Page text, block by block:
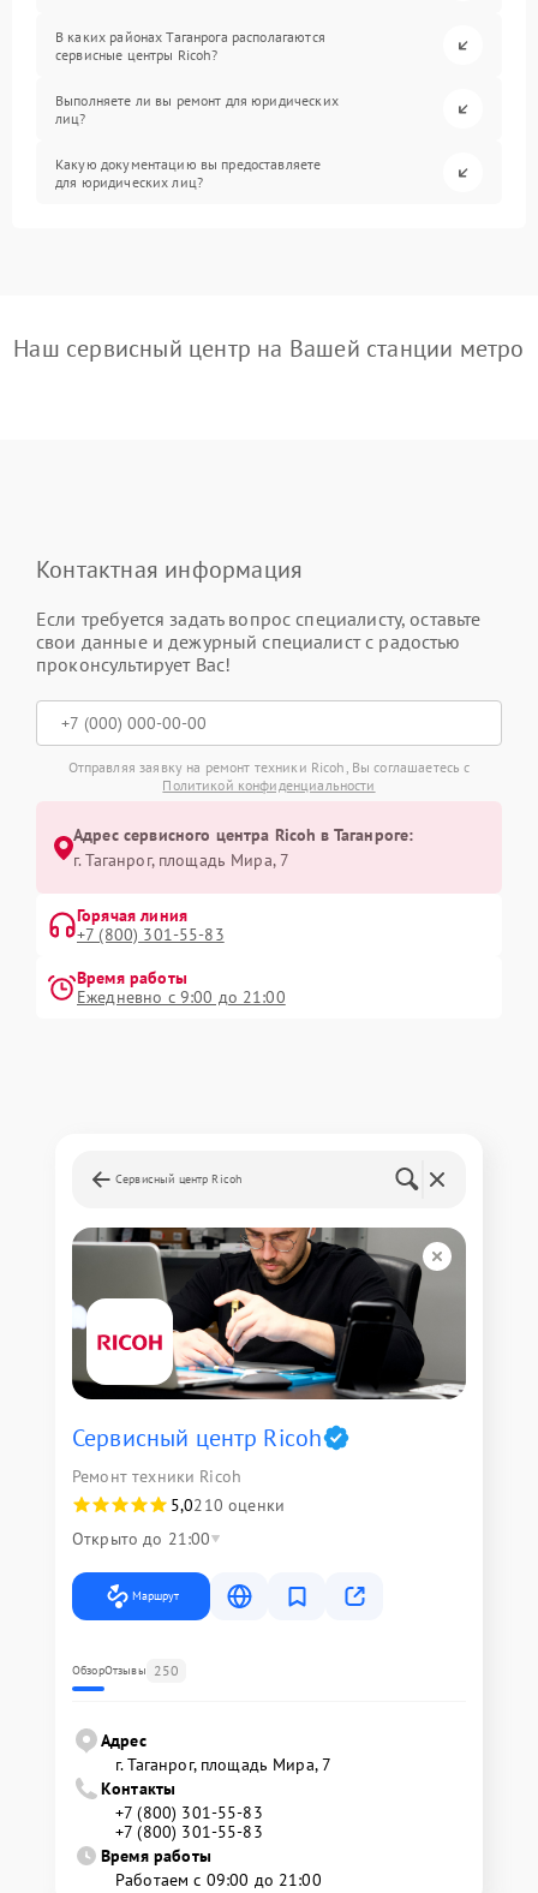
В каких районах Таганрога располагаются
сервисные центры Ricoh?
Выполняете ли вы ремонт для юридических
лиц?
Какую документацию вы предоставляете
для юридических лиц?
Наш сервисный центр на Вашей станции метро
Контактная информация
Если требуется задать вопрос специалисту, оставьте
свои данные и дежурный специалист с радостью
проконсультирует Вас!
Отправляя заявку на ремонт техники Ricoh, Вы соглашаетесь с
Политикой конфиденциальности
Адрес сервисного центра Ricoh в Таганроге:
г. Таганрог, площадь Мира, 7
Горячая линия
+7 (800) 301-55-83
Время работы
Ежедневно с 9:00 до 21:00
Сервисный центр Ricoh
Сервисный центр Ricoh
Ремонт техники Ricoh
5,0210 оценки
Открыто до 21:00
Маршрут
ОбзорОтзывы 250
Адрес
г. Таганрог, площадь Мира, 7
Контакты
+7 (800) 301-55-83
+7 (800) 301-55-83
Время работы
Работаем с 09:00 до 21:00